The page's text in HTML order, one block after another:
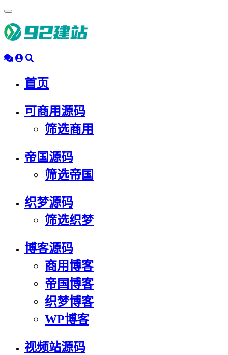
动
导
首页
可商用源码
筛选商用
帝国源码
筛选帝国
织梦源码
筛选织梦
博客源码
商用博客
帝国博客
织梦博客
WP博客
视频站源码